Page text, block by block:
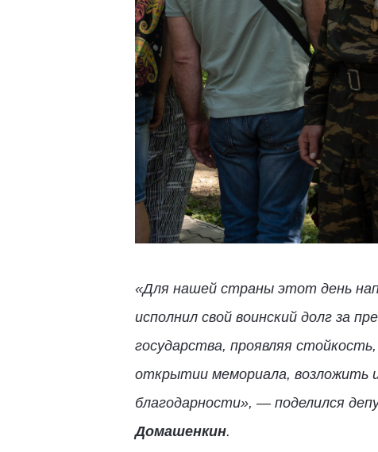
«Для нашей страны этот день
исполнил свой воинский долг за
государства, проявляя
открытии мемориала, возложить
благодарности», — поделился
Домашенкин.